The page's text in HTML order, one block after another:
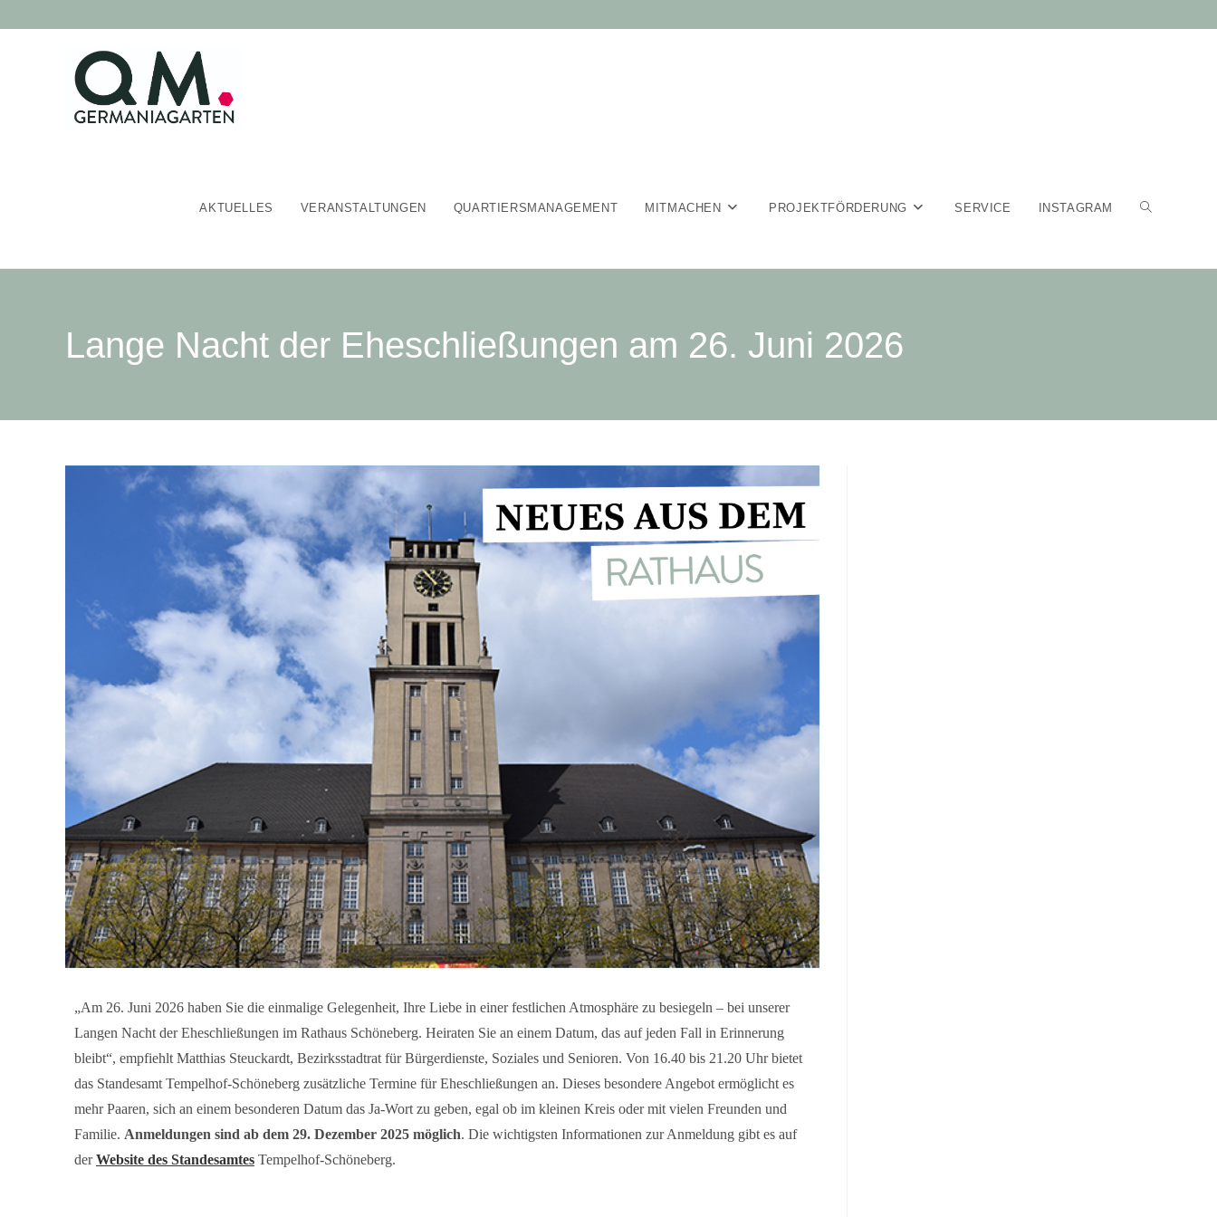
AKTUELLES VERANSTALTUNGEN QUARTIERSMANAGEMENT MITMACHEN PROJEKTFÖRDERUNG SERVICE INSTAGRAM
Lange Nacht der Eheschließungen am 26. Juni 2026
„Am 26. Juni 2026 haben Sie die einmalige Gelegenheit, Ihre Liebe in einer festlichen Atmosphäre zu besiegeln – bei unserer
Langen Nacht der Eheschließungen im Rathaus Schöneberg. Heiraten Sie an einem Datum, das auf jeden Fall in Erinnerung
bleibt“, empfiehlt Matthias Steuckardt, Bezirksstadtrat für Bürgerdienste, Soziales und Senioren. Von 16.40 bis 21.20 Uhr bietet
das Standesamt Tempelhof-Schöneberg zusätzliche Termine für Eheschließungen an. Dieses besondere Angebot ermöglicht es
mehr Paaren, sich an einem besonderen Datum das Ja-Wort zu geben, egal ob im kleinen Kreis oder mit vielen Freunden und
Familie. Anmeldungen sind ab dem 29. Dezember 2025 möglich. Die wichtigsten Informationen zur Anmeldung gibt es auf
derWebsite des Standesamtes Tempelhof-Schöneberg.